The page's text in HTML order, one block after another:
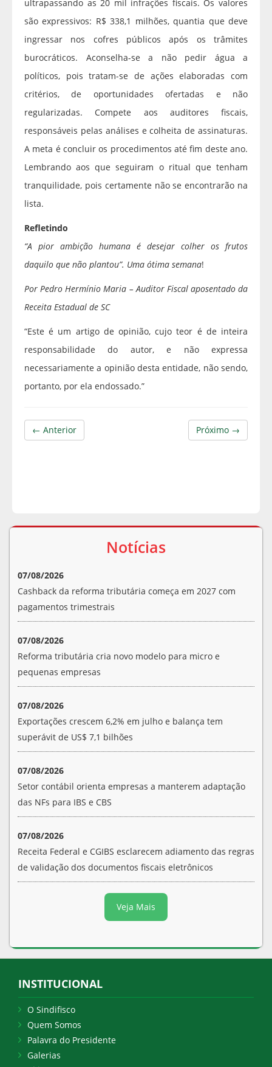
ultrapassando as 20 mil infrações fiscais. Os valores
são expressivos: R$ 338,1 milhões, quantia que deve
ingressar nos cofres públicos após os trâmites
burocráticos. Aconselha-se a não pedir água a
políticos, pois tratam-se de ações elaboradas com
critérios, de oportunidades ofertadas e não
regularizadas. Compete aos auditores fiscais,
responsáveis pelas análises e colheita de assinaturas.
A meta é concluir os procedimentos até fim deste ano.
Lembrando aos que seguiram o ritual que tenham
tranquilidade, pois certamente não se encontrarão na
lista.
Refletindo
“A pior ambição humana é desejar colher os frutos
daquilo que não plantou”. Uma ótima semana!
Por Pedro Hermínio Maria – Auditor Fiscal aposentado da
Receita Estadual de SC
“Este é um artigo de opinião, cujo teor é de inteira
responsabilidade do autor, e não expressa
necessariamente a opinião desta entidade, não sendo,
portanto, por ela endossado.”
Próximo →
← Anterior
Notícias
07/08/2026
Cashback da reforma tributária começa em 2027 com
pagamentos trimestrais
07/08/2026
Reforma tributária cria novo modelo para micro e
pequenas empresas
07/08/2026
Exportações crescem 6,2% em julho e balança tem
superávit de US$ 7,1 bilhões
07/08/2026
Setor contábil orienta empresas a manterem adaptação
das NFs para IBS e CBS
07/08/2026
Receita Federal e CGIBS esclarecem adiamento das regras
de validação dos documentos fiscais eletrônicos
Veja Mais
INSTITUCIONAL
O Sindifisco
Quem Somos
Palavra do Presidente
Galerias